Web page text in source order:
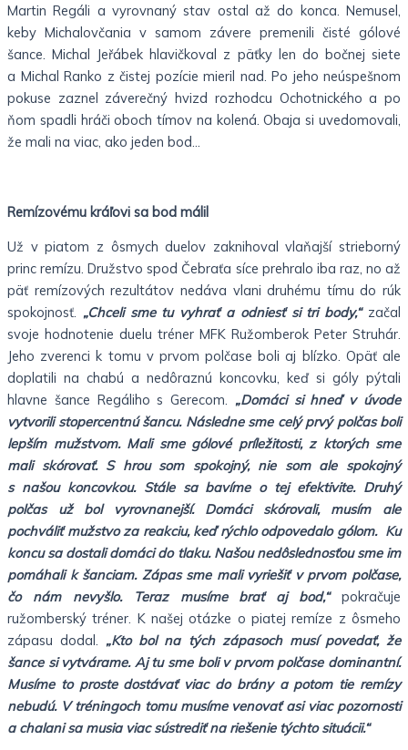
Martin Regáli a vyrovnaný stav ostal až do konca. Nemusel,
keby Michalovčania v samom závere premenili čisté gólové
šance. Michal Jeřábek hlavičkoval z päťky len do bočnej siete
a Michal Ranko z čistej pozície mieril nad. Po jeho neúspešnom
pokuse zaznel záverečný hvizd rozhodcu Ochotnického a po
ňom spadli hráči oboch tímov na kolená. Obaja si uvedomovali,
že mali na viac, ako jeden bod…
Remízovému kráľovi sa bod málil
Už v piatom z ôsmych duelov zaknihoval vlaňajší strieborný
princ remízu. Družstvo spod Čebraťa síce prehralo iba raz, no až
päť remízových rezultátov nedáva vlani druhému tímu do rúk
spokojnosť. „Chceli sme tu vyhrať a odniesť si tri body,“začal
svoje hodnotenie duelu tréner MFK Ružomberok Peter Struhár.
Jeho zverenci k tomu v prvom polčase boli aj blízko. Opäť ale
doplatili na chabú a nedôraznú koncovku, keď si góly pýtali
hlavne šance Regáliho s Gerecom. „Domáci si hneď v úvode
vytvorili stopercentnú šancu. Následne sme celý prvý polčas boli
lepším mužstvom. Mali sme gólové príležitosti, z ktorých sme
mali skórovať. S hrou som spokojný, nie som ale spokojný
s našou koncovkou. Stále sa bavíme o tej efektivite. Druhý
polčas už bol vyrovnanejší. Domáci skórovali, musím ale
pochváliť mužstvo za reakciu, keď rýchlo odpovedalo gólom. Ku
koncu sa dostali domáci do tlaku. Našou nedôslednosťou sme im
pomáhali k šanciam. Zápas sme mali vyriešiť v prvom polčase,
čo nám nevyšlo. Teraz musíme brať aj bod,“pokračuje
ružomberský tréner. K našej otázke o piatej remíze z ôsmeho
zápasu dodal. „Kto bol na tých zápasoch musí povedať, že
šance si vytvárame. Aj tu sme boli v prvom polčase dominantní.
Musíme to proste dostávať viac do brány a potom tie remízy
nebudú. V tréningoch tomu musíme venovať asi viac pozornosti
a chalani sa musia viac sústrediť na riešenie týchto situácii.“